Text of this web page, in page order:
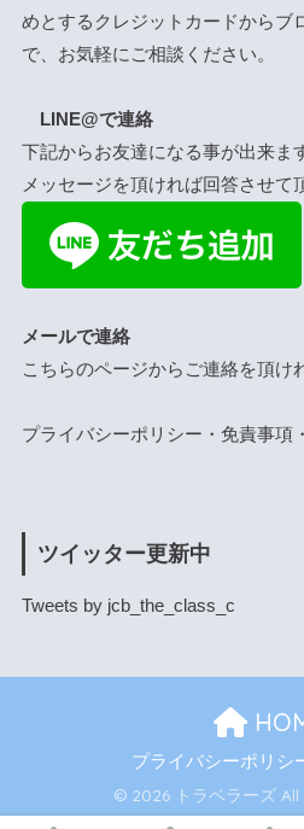
めとするクレジットカードからブ
で、お気軽にご相談ください。
LINE@で連絡
下記からお友達になる事が出来ま
メッセージを頂ければ回答させて
メールで連絡
こちらのページからご連絡を頂け
プライバシーポリシー・免責事項
ツイッター更新中
Tweets by jcb_the_class_c
プライバシーポリシ
© 2026 トラベラーズ